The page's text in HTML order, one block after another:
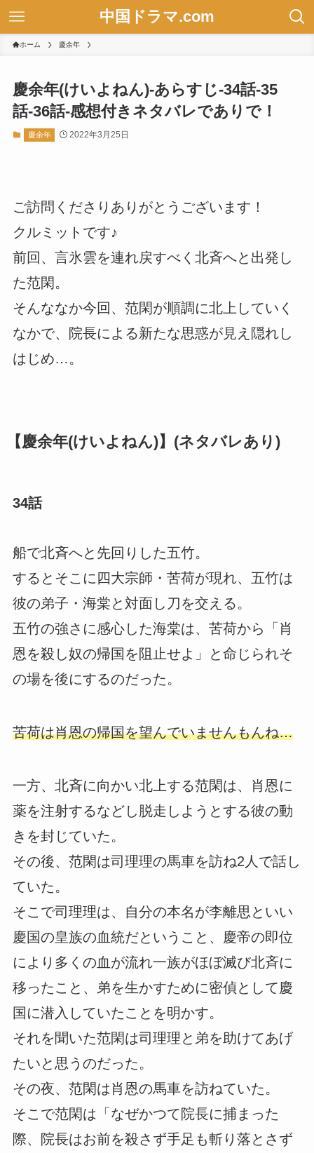
中国ドラマ.com
ホーム 慶余年
慶余年(けいよねん)-あらすじ-34話-35
話-36話-感想付きネタバレでありで！
慶余年 2022年3月25日
ご訪問くださりありがとうございます！
クルミットです♪
前回、言氷雲を連れ戻すべく北斉へと出発し
た范閑。
そんななか今回、范閑が順調に北上していく
なかで、院長による新たな思惑が見え隠れし
はじめ…。
【慶余年(けいよねん)】(ネタバレあり)
34話
船で北斉へと先回りした五竹。
するとそこに四大宗師・苦荷が現れ、五竹は
彼の弟子・海棠と対面し刀を交える。
五竹の強さに感心した海棠は、苦荷から「肖
恩を殺し奴の帰国を阻止せよ」と命じられそ
の場を後にするのだった。
苦荷は肖恩の帰国を望んでいませんもんね…
一方、北斉に向かい北上する范閑は、肖恩に
薬を注射するなどし脱走しようとする彼の動
きを封じていた。
その後、范閑は司理理の馬車を訪ね2人で話し
ていた。
そこで司理理は、自分の本名が李離思といい
慶国の皇族の血統だということ、慶帝の即位
により多くの血が流れ一族がほぼ滅び北斉に
移ったこと、弟を生かすために密偵として慶
国に潜入していたことを明かす。
それを聞いた范閑は司理理と弟を助けてあげ
たいと思うのだった。
その夜、范閑は肖恩の馬車を訪ねていた。
そこで范閑は「なぜかつて院長に捕まった
際、院長はお前を殺さず手足も斬り落とさず